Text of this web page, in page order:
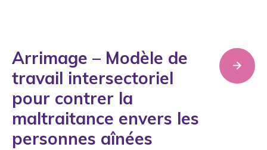
Arrimage – Modèle de
travail intersectoriel
pour contrer la
maltraitance envers les
personnes aînées